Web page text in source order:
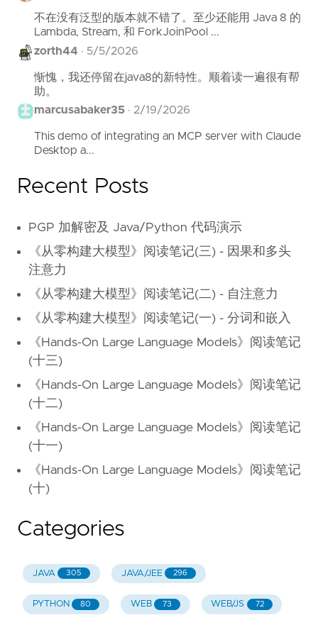
不在没有泛型的版本就不错了。至少还能用 Java 8 的
Lambda, Stream, 和 ForkJoinPool ...
zorth44 · 5/5/2026
惭愧，我还停留在java8的新特性。顺着读一遍很有帮
助。
marcusabaker35 · 2/19/2026
This demo of integrating an MCP server with Claude
Desktop a...
Recent Posts
PGP 加解密及 Java/Python 代码演示
《从零构建大模型》阅读笔记(三) - 因果和多头
注意力
《从零构建大模型》阅读笔记(二) - 自注意力
《从零构建大模型》阅读笔记(一) - 分词和嵌入
《Hands-On Large Language Models》阅读笔记
(十三)
《Hands-On Large Language Models》阅读笔记
(十二)
《Hands-On Large Language Models》阅读笔记
(十一)
《Hands-On Large Language Models》阅读笔记
(十)
Categories
JAVA 305 JAVA/JEE 296
PYTHON 80 WEB 73 WEB/JS 72